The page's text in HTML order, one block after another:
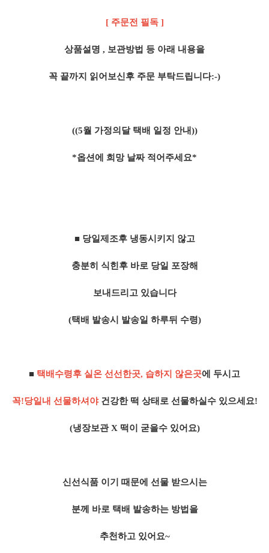
[ 주문전 필독 ]
상품설명 , 보관방법 등 아래 내용을
꼭 끝까지 읽어보신후 주문 부탁드립니다:-)
((5월 가정의달 택배 일정 안내))
*옵션에 희망 날짜 적어주세요*
​■ 당일제조후 냉동시키지 않고
충분히 식힌후 바로 당일 포장해
보내드리고 있습니다
(택배 발송시 발송일 하루뒤 수령)
■ 택배수령후 실온 선선한곳, 습하지 않은곳에 ​ 두시고
꼭!당일내 선물하셔야건강한 떡 상태로 선물하실수 있으세요!
(냉장보관 X 떡이 굳을수 있어요)
신선식품 이기 때문에 선물 받으시는
분께 바로 택배 발송하는 방법을
추천하고 있어요~